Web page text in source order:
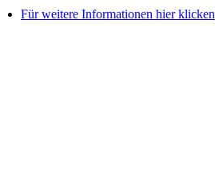
Für weitere Informationen hier klicken